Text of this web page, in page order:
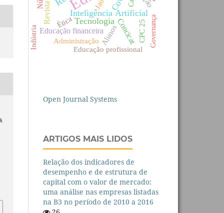
Inteligência Artificial
Tecnologia
Educação financeira Concicat CPC 25
Jaú
Alunos
Educação profissional
Administração
Ética
Indústria Governança
Open Journal Systems
ARTIGOS MAIS LIDOS
Relação dos indicadores de
desempenho e de estrutura de
capital com o valor de mercado:
uma análise nas empresas listadas
na B3 no período de 2010 a 2016